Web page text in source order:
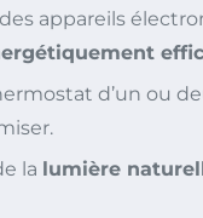
appareils
d’un ou
la lumière